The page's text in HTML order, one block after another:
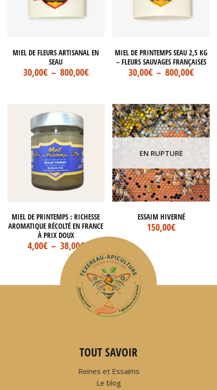
MIEL DE FLEURS ARTISANAL EN
SEAU
30,00€ – 800,00€
MIEL DE PRINTEMPS SEAU 2,5 KG
– FLEURS SAUVAGES FRANÇAISES
30,00€ – 800,00€
MIEL DE PRINTEMPS : RICHESSE
AROMATIQUE RÉCOLTÉ EN FRANCE
À PRIX DOUX
4,00€ – 38,00€
EN RUPTURE
ESSAIM HIVERNÉ
150,00€
TOUT SAVOIR
Reines et Essaims
Le blog